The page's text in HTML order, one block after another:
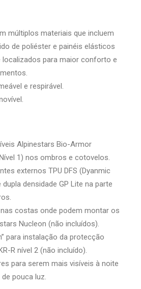
múltiplos materiais que incluem
de poliéster e painéis elásticos
para maior conforto e
e respirável.
Alpinestars Bio-Armor
1) nos ombros e cotovelos.
externos TPU DFS (Dyanmic
densidade GP Lite na parte
costas onde podem montar os
Nucleon (não incluídos).
para instalação da protecção
R nível 2 (não incluído).
para serem mais visíveis à noite
pouca luz.